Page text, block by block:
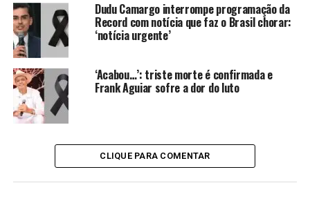
Carolina Dieckmann (Foto Reprodução Redes Sociais)
Dudu Camargo interrompe programação da
Record com notícia que faz o Brasil chorar:
‘notícia urgente’
‘Acabou…’: triste morte é confirmada e
Frank Aguiar sofre a dor do luto
CLIQUE PARA COMENTAR